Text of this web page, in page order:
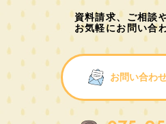
資料請求、ご相談
お気軽にお問い合
お問い合わ